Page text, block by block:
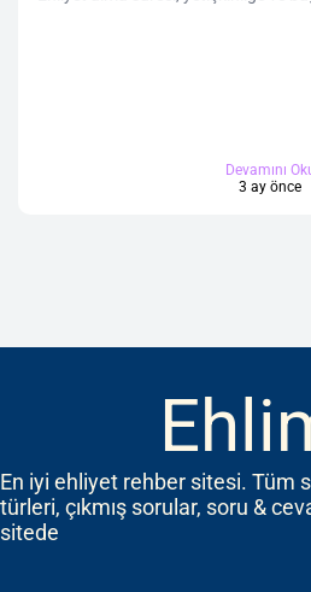
Devamını
3 ay önce
En iyi ehliyet rehber sitesi. Tüm
türleri, çıkmış sorular, soru &
sitede